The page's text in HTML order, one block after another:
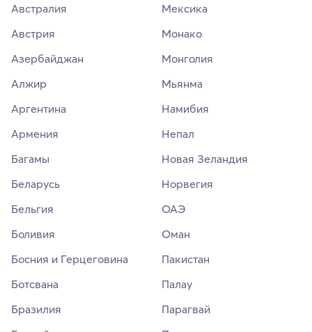
Австралия
Австрия
Азербайджан
Алжир
Аргентина
Армения
Багамы
Беларусь
Бельгия
Боливия
Босния и Герцеговина
Ботсвана
Бразилия
Мексика
Монако
Монголия
Мьянма
Намибия
Непал
Новая Зеландия
Норвегия
ОАЭ
Оман
Пакистан
Палау
Парагвай